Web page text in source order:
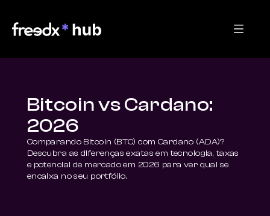
Bitcoin vs Cardano:
2026
Comparando Bitcoin (BTC) com Cardano (ADA)?
Descubra as diferenças exatas em tecnologia, taxas
e potencial de mercado em 2026 para ver qual se
encaixa no seu portfólio.